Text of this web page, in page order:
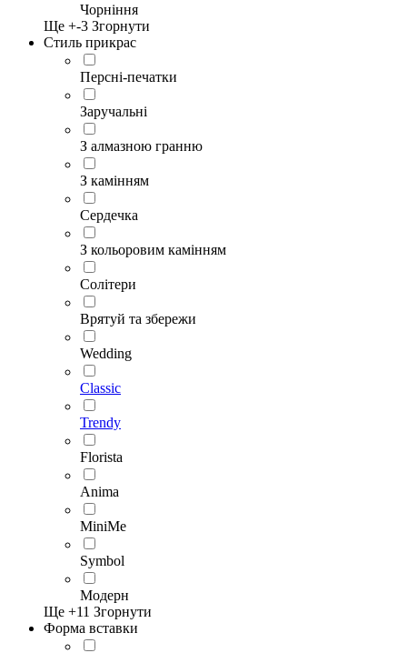
Чорніння
Ще +-3 Згорнути
Стиль прикрас
Персні-печатки
Заручальні
З алмазною гранню
З камінням
Сердечка
З кольоровим камінням
Солітери
Врятуй та збережи
Wedding
Classic
Trendy
Florista
Anima
MiniMe
Symbol
Модерн
Ще +11 Згорнути
Форма вставки